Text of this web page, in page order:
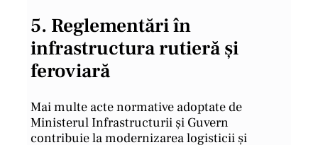
5. Reglementări în
infrastructura rutieră și
feroviară
Mai multe acte normative adoptate de
Ministerul Infrastructurii și Guvern
contribuie la modernizarea logisticii și